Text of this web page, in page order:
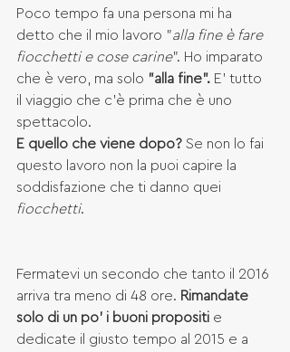
Poco tempo fa una persona mi ha
detto che il mio lavoro "alla fine è fare
fiocchetti e cose carine". Ho imparato
che è vero, ma solo "alla fine". E' tutto
il viaggio che c'è prima che è uno
spettacolo.
E quello che viene dopo? Se non lo fai
questo lavoro non la puoi capire la
soddisfazione che ti danno quei
fiocchetti.
Fermatevi un secondo che tanto il 2016
arriva tra meno di 48 ore. Rimandate
solo di un po' i buoni propositi e
dedicate il giusto tempo al 2015 e a